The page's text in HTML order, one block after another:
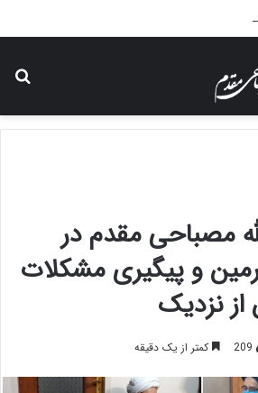
مصباحی مقدم در
و پیگیری مشکلات
از نزدیک
209 کمتر از یک دقیقه